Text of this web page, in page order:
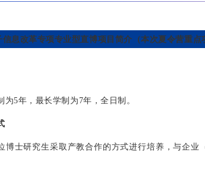
信息改革专项专业型直博项目简介（本次夏令营重点
为5年，最长学制为7年，全日制。
博士研究生采取产教合作的方式进行培养，与企业